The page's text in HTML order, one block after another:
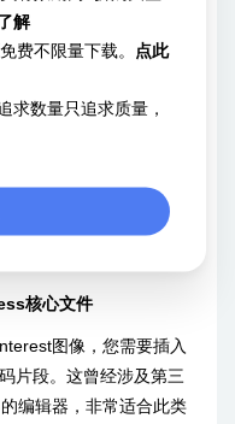
下来我们将需要这些，
核心文件
图像，您需要插入
片段。这曾经涉及第三
编辑器，非常适合此类
解
费不限量下载。
点此
求数量只追求质量，